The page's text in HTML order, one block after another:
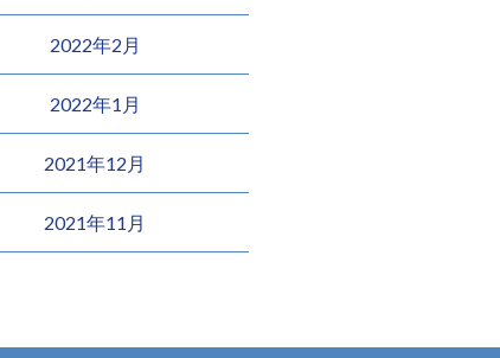
2022年2月
2022年1月
2021年12月
2021年11月